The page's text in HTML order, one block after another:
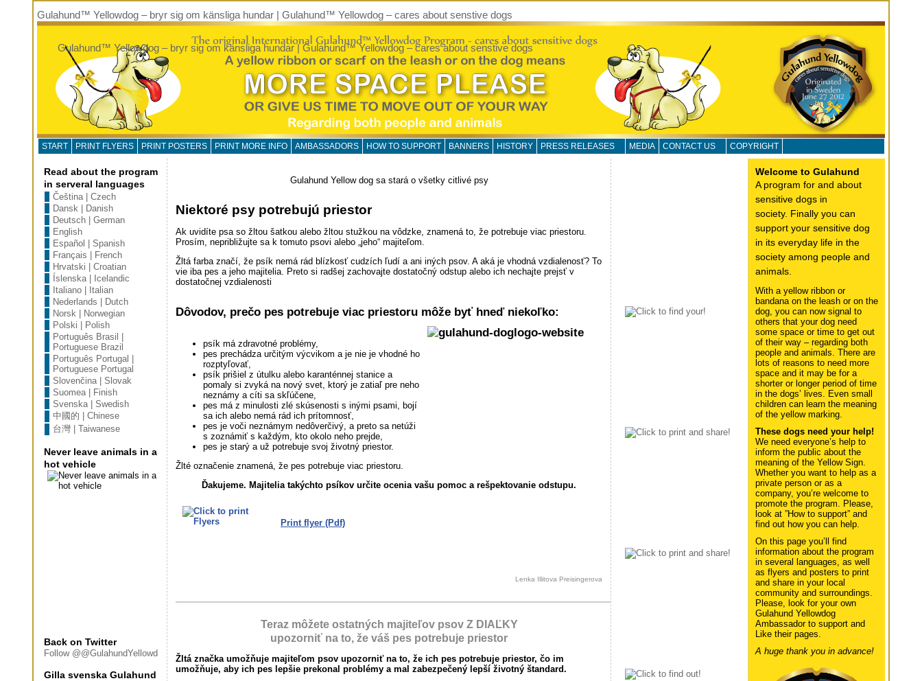
Gulahund™ Yellowdog – bryr sig om känsliga hundar | Gulahund™ Yellowdog – cares about senstive dogs
Gulahund™ Yellowdog – bryr sig om känsliga hundar | Gulahund™ Yellowdog – cares about senstive dogs
START PRINT FLYERS PRINT POSTERS PRINT MORE INFO AMBASSADORS HOW TO SUPPORT BANNERS HISTORY PRESS RELEASES MEDIA CONTACT US COPYRIGHT
Read about the program
in serveral languages
Čeština | Czech
Dansk | Danish
Deutsch | German
English
Español | Spanish
Français | French
Hrvatski | Croatian
Íslenska | Icelandic
Italiano | Italian
Nederlands | Dutch
Norsk | Norwegian
Polski | Polish
Português Brasil |
Portuguese Brazil
Português Portugal |
Portuguese Portugal
Slovenčina | Slovak
Suomea | Finish
Svenska | Swedish
中國的 | Chinese
台灣 | Taiwanese
Never leave animals in a
hot vehicle
Back on Twitter
Follow @@GulahundYellowd
Gilla svenska Gulahund
Gulahund Yellow dog sa stará o všetky citlivé psy
Niektoré psy potrebujú priestor
Ak uvidíte psa so žltou šatkou alebo žltou stužkou na vôdzke, znamená to, že potrebuje viac priestoru.
Prosím, nepribližujte sa k tomuto psovi alebo „jeho“ majiteľom.
Žltá farba značí, že psík nemá rád blízkosť cudzích ľudí a ani iných psov. A aká je vhodná vzdialenosť? To
vie iba pes a jeho majitelia. Preto si radšej zachovajte dostatočný odstup alebo ich nechajte prejsť v
dostatočnej vzdialenosti
Dôvodov, prečo pes potrebuje viac priestoru môže byť hneď niekoľko:
psík má zdravotné problémy,
pes prechádza určitým výcvikom a je nie je vhodné ho
rozptyľovať,
psík prišiel z útulku alebo karanténnej stanice a
pomaly si zvyká na nový svet, ktorý je zatiaľ pre neho
neznámy a cíti sa skľúčene,
pes má z minulosti zlé skúsenosti s inými psami, bojí
sa ich alebo nemá rád ich prítomnosť,
pes je voči neznámym nedôverčivý, a preto sa netúži
s zoznámiť s každým, kto okolo neho prejde,
pes je starý a už potrebuje svoj životný priestor.
Žlté označenie znamená, že pes potrebuje viac priestoru.
Ďakujeme. Majitelia takýchto psíkov určite ocenia vašu pomoc a rešpektovanie odstupu.
Print flyer (Pdf)
Lenka Illitova Preisingerova
Teraz môžete ostatných majiteľov psov Z DIAĽKY
upozorniť na to, že váš pes potrebuje priestor
Žltá značka umožňuje majiteľom psov upozorniť na to, že ich pes potrebuje priestor, čo im
umožňuje, aby ich pes lepšie prekonal problémy a mal zabezpečený lepší životný štandard.
Welcome to Gulahund
A program for and about
sensitive dogs in
society. Finally you can
support your sensitive dog
in its everyday life in the
society among people and
animals.
With a yellow ribbon or
bandana on the leash or on the
dog, you can now signal to
others that your dog need
some space or time to get out
of their way – regarding both
people and animals. There are
lots of reasons to need more
space and it may be for a
shorter or longer period of time
in the dogs’ lives. Even small
children can learn the meaning
of the yellow marking.
These dogs need your help!
We need everyone’s help to
inform the public about the
meaning of the Yellow Sign.
Whether you want to help as a
private person or as a
company, you’re welcome to
promote the program. Please,
look at ”How to support” and
find out how you can help.
On this page you’ll find
information about the program
in several languages, as well
as flyers and posters to print
and share in your local
community and surroundings.
Please, look for your own
Gulahund Yellowdog
Ambassador to support and
Like their pages.
A huge thank you in advance!